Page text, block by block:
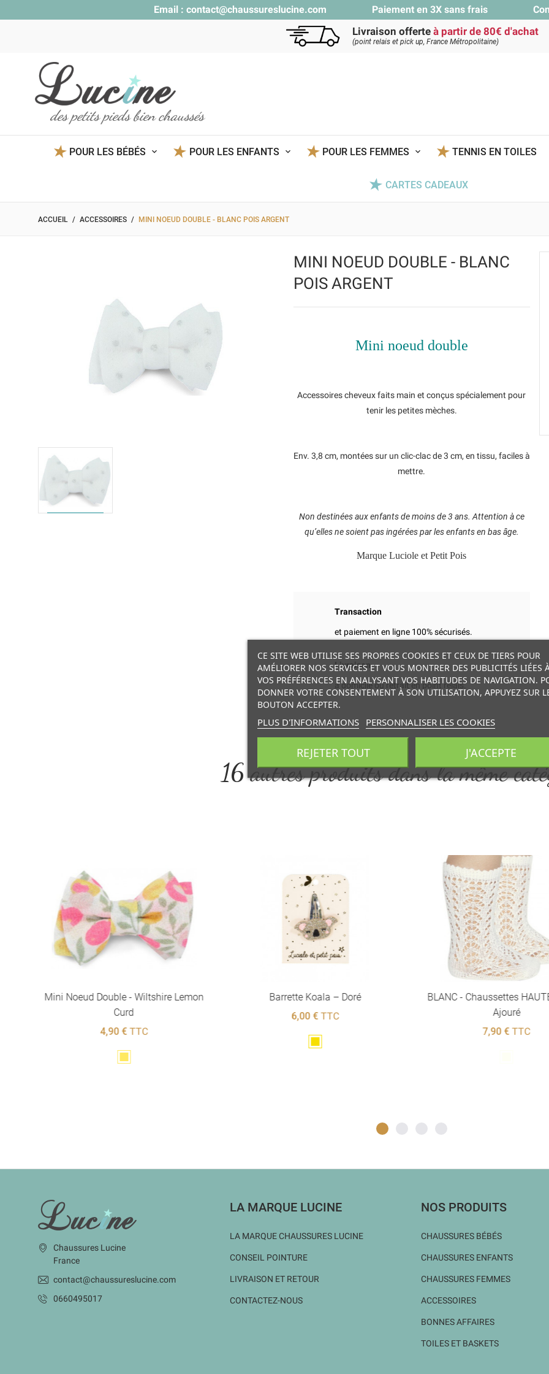
Email : contact@chaussureslucine.com Paiement en 3X sans frais
Livraison offerte à partir de 80€ d'achat
(point relais et pick up, France Métropolitaine)
des petits pieds bien chaussés
POUR LES BÉBÉS POUR LES ENFANTS POUR LES FEMMES TENNIS EN TOILES
CARTES CADEAUX
ACCUEIL ACCESSOIRES MINI NOEUD DOUBLE - BLANC POIS ARGENT
MINI NOEUD DOUBLE - BLANC
POIS ARGENT
Mini noeud double
Accessoires cheveux faits main et conçus spécialement pour
tenir les petites mèches.
Env. 3,8 cm, montées sur un clic-clac de 3 cm, en tissu, faciles à
mettre.
Non destinées aux enfants de moins de 3 ans. Attention à ce
qu’elles ne soient pas ingérées par les enfants en bas âge.
Marque Luciole et Petit Pois
Transaction
et paiement en ligne 100% sécurisés.
Livraison
à domicile ou retrait en point relais.
16 autres produits dans la même
Mini Noeud Double - Wiltshire Lemon
Curd
4,90 €TTC
Jaune
Barrette Koala – Doré
6,00 €TTC
Doré
BLANC - Chaussettes
Ajouré
7,90 €TTC
INFORMATIONS
Chaussures Lucine
France
contact@chaussureslucine.com
0660495017
LA MARQUE LUCINE
LA MARQUE CHAUSSURES LUCINE
CONSEIL POINTURE
LIVRAISON ET RETOUR
CONTACTEZ-NOUS
NOS PRODUITS
CHAUSSURES BÉBÉS
CHAUSSURES ENFANTS
CHAUSSURES FEMMES
ACCESSOIRES
BONNES AFFAIRES
TOILES ET BASKETS
CE SITE WEB UTILISE SES PROPRES COOKIES ET CEUX DE TIERS POUR
AMÉLIORER NOS SERVICES ET VOUS MONTRER DES PUBLICITÉS LIÉES
VOS PRÉFÉRENCES EN ANALYSANT VOS HABITUDES DE NAVIGATION.
DONNER VOTRE CONSENTEMENT À SON UTILISATION, APPUYEZ SUR
BOUTON ACCEPTER.
PLUS D'INFORMATIONS PERSONNALISER LES COOKIES
REJETER TOUT J'ACCEPTE